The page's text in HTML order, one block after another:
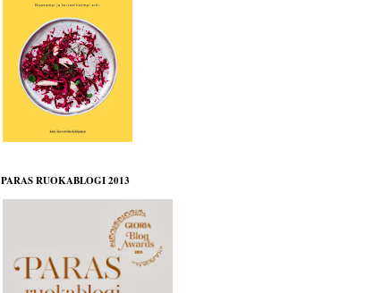
PARAS RUOKABLOGI 2013